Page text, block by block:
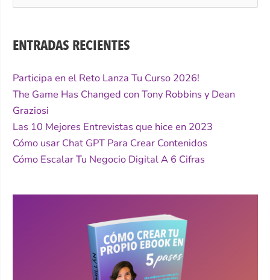
por:
ENTRADAS RECIENTES
Participa en el Reto Lanza Tu Curso 2026!
The Game Has Changed con Tony Robbins y Dean
Graziosi
Las 10 Mejores Entrevistas que hice en 2023
Cómo usar Chat GPT Para Crear Contenidos
Cómo Escalar Tu Negocio Digital A 6 Cifras